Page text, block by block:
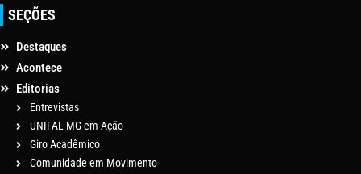
SEÇÕES
Destaques
Acontece
Editorias
Entrevistas
UNIFAL-MG em Ação
Giro Acadêmico
Comunidade em Movimento